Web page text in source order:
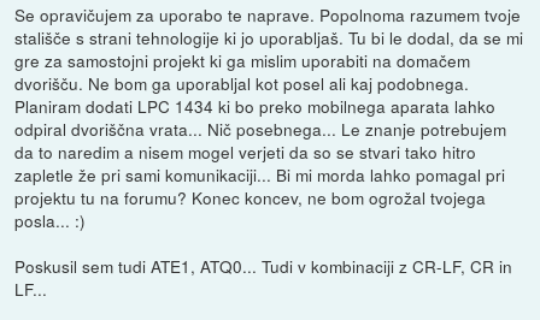
Se opravičujem za uporabo te naprave. Popolnoma razumem tvoje
stališče s strani tehnologije ki jo uporabljaš. Tu bi le dodal, da se mi
gre za samostojni projekt ki ga mislim uporabiti na domačem
dvorišču. Ne bom ga uporabljal kot posel ali kaj podobnega.
Planiram dodati LPC 1434 ki bo preko mobilnega aparata lahko
odpiral dvoriščna vrata... Nič posebnega... Le znanje potrebujem
da to naredim a nisem mogel verjeti da so se stvari tako hitro
zapletle že pri sami komunikaciji... Bi mi morda lahko pomagal pri
projektu tu na forumu? Konec koncev, ne bom ogrožal tvojega
posla... :)
Poskusil sem tudi ATE1, ATQ0... Tudi v kombinaciji z CR-LF, CR in
LF...